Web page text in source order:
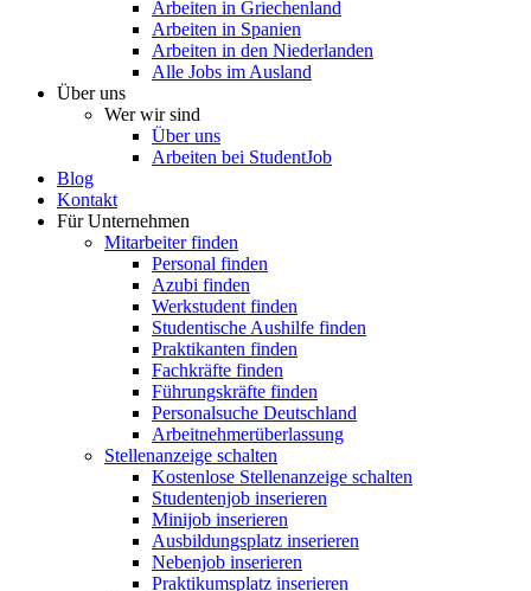
Arbeiten in Griechenland
Arbeiten in Spanien
Arbeiten in den Niederlanden
Alle Jobs im Ausland
Über uns
Wer wir sind
Über uns
Arbeiten bei StudentJob
Blog
Kontakt
Für Unternehmen
Mitarbeiter finden
Personal finden
Azubi finden
Werkstudent finden
Studentische Aushilfe finden
Praktikanten finden
Fachkräfte finden
Führungskräfte finden
Personalsuche Deutschland
Arbeitnehmerüberlassung
Stellenanzeige schalten
Kostenlose Stellenanzeige schalten
Studentenjob inserieren
Minijob inserieren
Ausbildungsplatz inserieren
Nebenjob inserieren
Praktikumsplatz inserieren